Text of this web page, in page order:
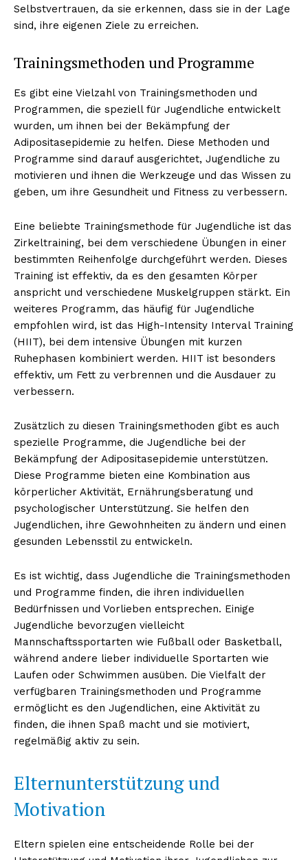
Erhalte unseren
kostenlosen Newsletter
Selbstvertrauen, da sie erkennen, dass sie in der Lage
sind, ihre eigenen Ziele zu erreichen.
Trainingsmethoden und Programme
Es gibt eine Vielzahl von Trainingsmethoden und
Programmen, die speziell für Jugendliche entwickelt
wurden, um ihnen bei der Bekämpfung der
Adipositasepidemie zu helfen. Diese Methoden und
Programme sind darauf ausgerichtet, Jugendliche zu
motivieren und ihnen die Werkzeuge und das Wissen zu
geben, um ihre Gesundheit und Fitness zu verbessern.
Eine beliebte Trainingsmethode für Jugendliche ist das
Zirkeltraining, bei dem verschiedene Übungen in einer
bestimmten Reihenfolge durchgeführt werden. Dieses
Training ist effektiv, da es den gesamten Körper
anspricht und verschiedene Muskelgruppen stärkt. Ein
weiteres Programm, das häufig für Jugendliche
empfohlen wird, ist das High-Intensity Interval Training
(HIIT), bei dem intensive Übungen mit kurzen
Ruhephasen kombiniert werden. HIIT ist besonders
effektiv, um Fett zu verbrennen und die Ausdauer zu
verbessern.
Zusätzlich zu diesen Trainingsmethoden gibt es auch
spezielle Programme, die Jugendliche bei der
Bekämpfung der Adipositasepidemie unterstützen.
Diese Programme bieten eine Kombination aus
körperlicher Aktivität, Ernährungsberatung und
psychologischer Unterstützung. Sie helfen den
Jugendlichen, ihre Gewohnheiten zu ändern und einen
gesunden Lebensstil zu entwickeln.
Es ist wichtig, dass Jugendliche die Trainingsmethoden
und Programme finden, die ihren individuellen
Bedürfnissen und Vorlieben entsprechen. Einige
Jugendliche bevorzugen vielleicht
Mannschaftssportarten wie Fußball oder Basketball,
während andere lieber individuelle Sportarten wie
Laufen oder Schwimmen ausüben. Die Vielfalt der
verfügbaren Trainingsmethoden und Programme
ermöglicht es den Jugendlichen, eine Aktivität zu
finden, die ihnen Spaß macht und sie motiviert,
regelmäßig aktiv zu sein.
Elternunterstützung und
Motivation
Eltern spielen eine entscheidende Rolle bei der